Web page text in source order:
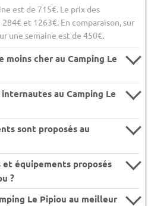
est de 715€. Le prix des
et 1263€. En comparaison, sur
une semaine est de 450€.
cher au Camping Le
au Camping Le
sont proposés au
équipements proposés
?
Le Pipiou au meilleur